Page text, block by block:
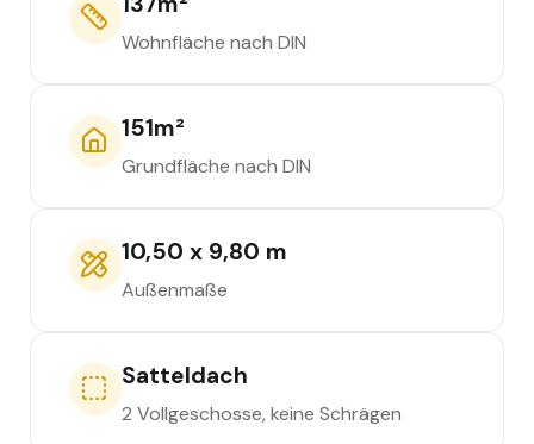
Wohnfläche nach DIN
151m²
Grundfläche nach DIN
10,50 x 9,80 m
Außenmaße
Satteldach
2 Vollgeschosse, keine Schrägen